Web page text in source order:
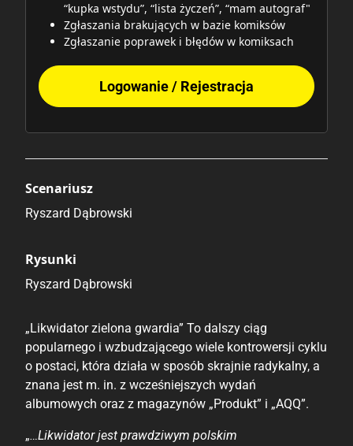
“kupka wstydu”, “lista życzeń”, “mam autograf"
Zgłaszania brakujących w bazie komiksów
Zgłaszanie poprawek i błędów w komiksach
Logowanie / Rejestracja
Scenariusz
Ryszard Dąbrowski
Rysunki
Ryszard Dąbrowski
„Likwidator zielona gwardia” To dalszy ciąg
popularnego i wzbudzającego wiele kontrowersji cyklu
o postaci, która działa w sposób skrajnie radykalny, a
znana jest m. in. z wcześniejszych wydań
albumowych oraz z magazynów „Produkt” i „AQQ”.
„…Likwidator jest prawdziwym polskim